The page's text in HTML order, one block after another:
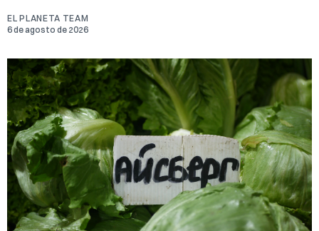
EL PLANETA TEAM
6 de agosto de 2026